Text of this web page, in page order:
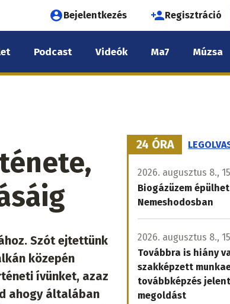
Felhasználói
fiók
menüje
Bejelentkezés Regisztráció
Podcast Videók Ma7 Múzsa
Szót ejtettünk
közepén
ívünket, azaz
ahogy általában
24 ÓRA
2026. augusztus 8.,
Biogázüzem épülhet
Nemeshodosban
2026. augusztus 8.,
Továbbra is hiány
szakképzett
továbbképzés
megoldást